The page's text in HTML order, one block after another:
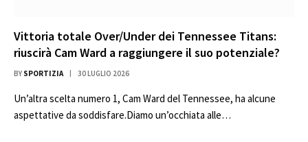
Vittoria totale Over/Under dei Tennessee Titans:
riuscirà Cam Ward a raggiungere il suo potenziale?
BY SPORTIZIA 30 LUGLIO 2026
Un’altra scelta numero 1, Cam Ward del Tennessee, ha alcune
aspettative da soddisfare.Diamo un’occhiata alle…